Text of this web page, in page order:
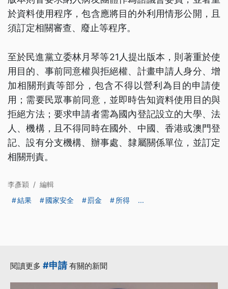
於資料使用程序，包含應將目的外利用情形公開，且
須訂定相關審查、廢止等程序。
至於民進黨立委林月琴等21人提出版本，則著重於使
用目的、事前同意權與拒絕權、計畫申請人身分、增
加相關刑責等部分，包含不得以營利為目的申請使
用；需要民眾事前同意，並即時告知資料使用目的與
拒絕方法；要求申請者需為國內登記設立的大學、法
人、機構，且不得同時在國外、中國、香港或澳門登
記、設有分支機構、辦事處、隸屬關係單位，並訂定
相關刑責。
李彥穎 / 編輯
結果
國家安全 罰金 所得 ...
閱讀更多 #申請有關的新聞